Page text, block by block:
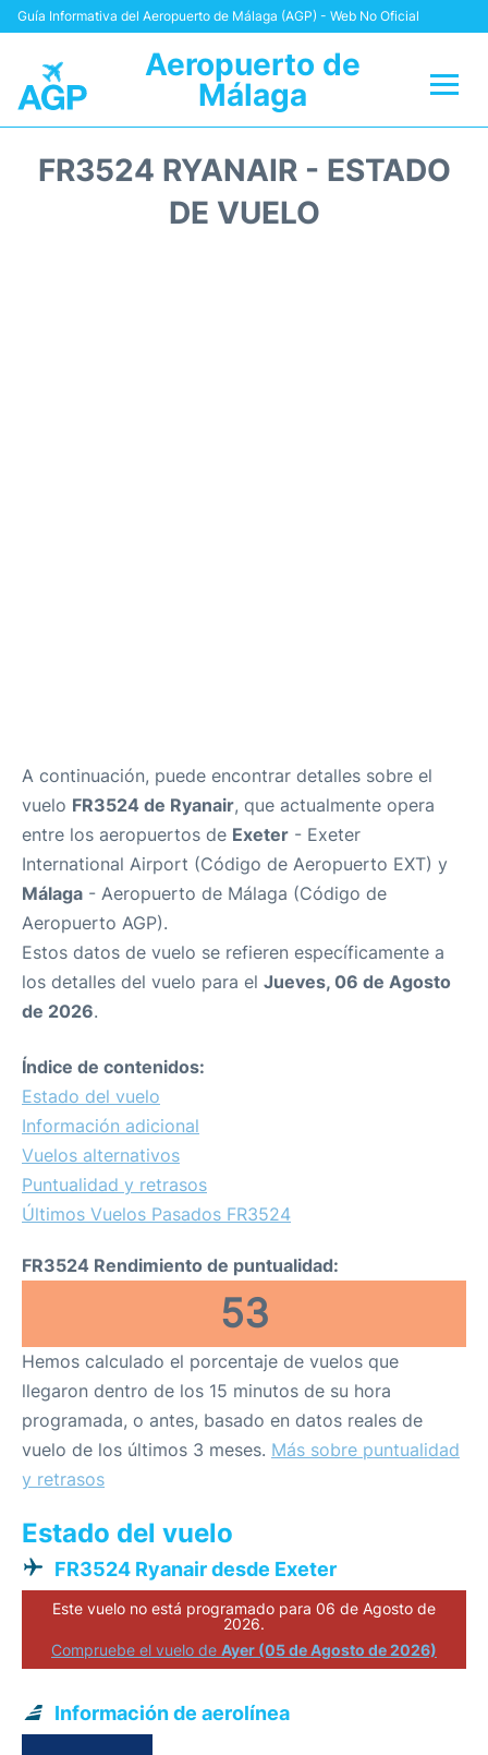
Guía Informativa del Aeropuerto de Málaga (AGP) - Web No Oficial
Aeropuerto de
Málaga
FR3524 RYANAIR - ESTADO
DE VUELO
A continuación, puede encontrar detalles sobre el
vuelo FR3524 de Ryanair, que actualmente opera
entre los aeropuertos de Exeter - Exeter
International Airport (Código de Aeropuerto EXT) y
Málaga - Aeropuerto de Málaga (Código de
Aeropuerto AGP).
Estos datos de vuelo se refieren específicamente a
los detalles del vuelo para el Jueves, 06 de Agosto
de 2026.
Índice de contenidos:
Estado del vuelo
Información adicional
Vuelos alternativos
Puntualidad y retrasos
Últimos Vuelos Pasados FR3524
FR3524 Rendimiento de puntualidad:
53
Hemos calculado el porcentaje de vuelos que
llegaron dentro de los 15 minutos de su hora
programada, o antes, basado en datos reales de
vuelo de los últimos 3 meses. Más sobre puntualidad
y retrasos
Estado del vuelo
FR3524 Ryanair desde Exeter
Este vuelo no está programado para 06 de Agosto de
2026.
Compruebe el vuelo de Ayer (05 de Agosto de 2026)
Información de aerolínea